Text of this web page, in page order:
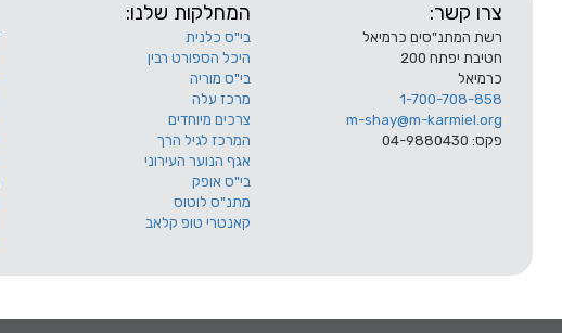
צרו קשר:
רשת המתנ"סים כרמיאל
חטיבת יפתח 200
כרמיאל
1-700-708-858
m-shay@m-karmiel.org
פקס: 04-9880430
המחלקות שלנו:
בי"ס כלנית
היכל הספורט רבין
בי"ס מוריה
מרכז עלה
צרכים מיוחדים
המרכז לגיל הרך
אגף הנוער העירוני
בי"ס אופק
מתנ"ס לוטוס
קאנטרי טופ קלאב